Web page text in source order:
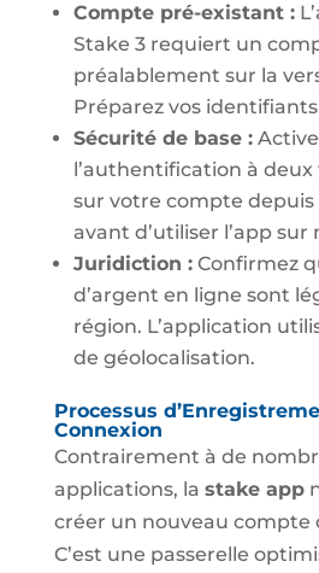
Compte pré-existant :
Stake 3 requiert un
préalablement sur la
Préparez vos
Sécurité de base :
l’authentification à deux
sur votre compte
avant d’utiliser l’app sur
Juridiction :Confirmez
d’argent en ligne sont
région. L’application
de géolocalisation.
Processus
Connexion
Contrairement à de
applications, la stake app
créer un nouveau compte
C’est une passerelle